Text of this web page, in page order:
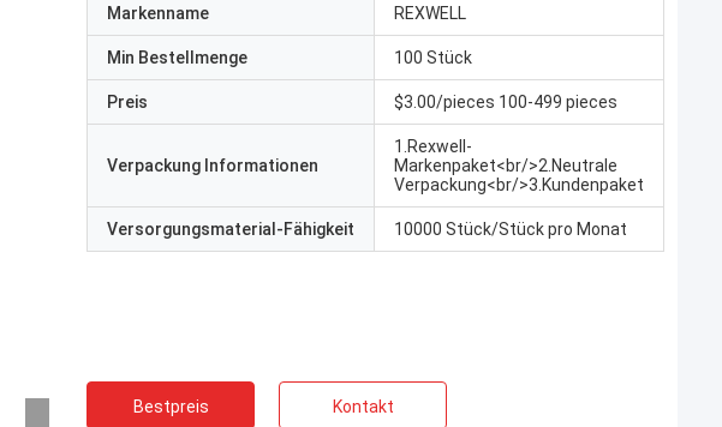
Markenname REXWELL
Min Bestellmenge 100 Stück
Preis $3.00/pieces 100-499 pieces
Verpackung Informationen
1.Rexwell-
Markenpaket<br/>2.Neutrale
Verpackung<br/>3.Kundenpaket
Versorgungsmaterial-Fähigkeit 10000 Stück/Stück pro Monat
Bestpreis Kontakt